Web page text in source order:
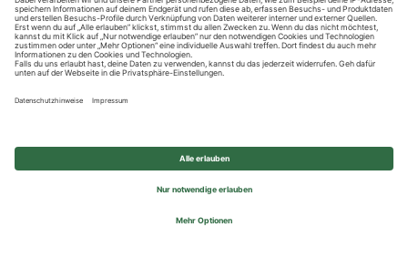
Impressum
Privatsphäre-Einstellungen
© 2026 REWE Group - All rights reserved